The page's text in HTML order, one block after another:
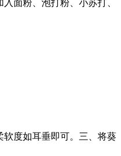
面粉、泡打粉、小苏打、
度如耳垂即可。三、将葵